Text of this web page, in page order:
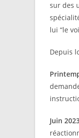
sur des
lui “le
Depuis
Juin